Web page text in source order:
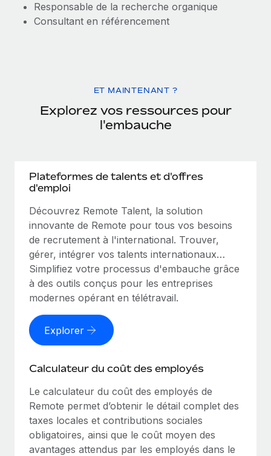
Responsable de la recherche organique
Consultant en référencement
ET MAINTENANT ?
Explorez vos ressources pour
l'embauche
Plateformes de talents et d'offres
d'emploi
Découvrez Remote Talent, la solution
innovante de Remote pour tous vos besoins
de recrutement à l'international. Trouver,
gérer, intégrer vos talents internationaux…
Simplifiez votre processus d'embauche grâce
à des outils conçus pour les entreprises
modernes opérant en télétravail.
Explorer
Calculateur du coût des employés
Le calculateur du coût des employés de
Remote permet d’obtenir le détail complet des
taxes locales et contributions sociales
obligatoires, ainsi que le coût moyen des
avantages attendus par les employés dans le